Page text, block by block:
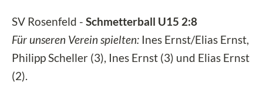
SV Rosenfeld - Schmetterball U15 2:8
Für unseren Verein spielten: Ines Ernst/Elias Ernst,
Philipp Scheller (3), Ines Ernst (3) und Elias Ernst
(2).